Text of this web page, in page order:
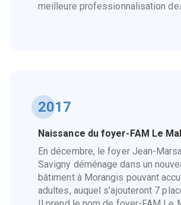
meilleure professionnalisation
2017
Naissance du foyer-FAM Le
En décembre, le foyer Jean-
Savigny déménage dans un
bâtiment à Morangis pouvant
adultes, auquel s’ajouteront 7